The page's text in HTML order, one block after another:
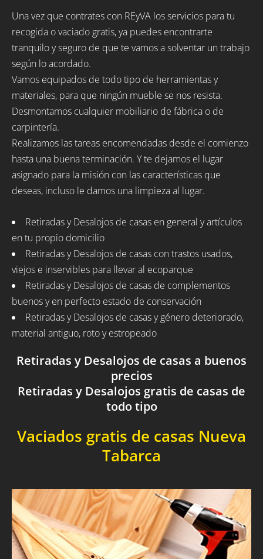
Una vez que contrates con REyVA los servicios para tu
recogida o vaciado gratis, ya puedes encontrarte
tranquilo y seguro de que te vamos a solventar un trabajo
según lo acordado.
Vamos equipados de todo tipo de herramientas y
materiales, para que ningún mueble se nos resista.
Desmontamos cualquier mobiliario de fábrica o de
carpintería.
Realizamos las tareas encomendadas desde el comienzo
hasta una buena terminación. Y te dejamos el lugar
asignado para la misión con las características que
deseas, incluso le damos una limpieza al lugar.
Retiradas y Desalojos de casas en general y artículos
en tu propio domicilio
Retiradas y Desalojos de casas con trastos usados,
viejos e inservibles para llevar al ecoparque
Retiradas y Desalojos de casas de complementos
buenos y en perfecto estado de conservación
Retiradas y Desalojos de casas y género deteriorado,
material antiguo, roto y estropeado
Retiradas y Desalojos de casas a buenos
precios
Retiradas y Desalojos gratis de casas de
todo tipo
Vaciados gratis de casas Nueva
Tabarca